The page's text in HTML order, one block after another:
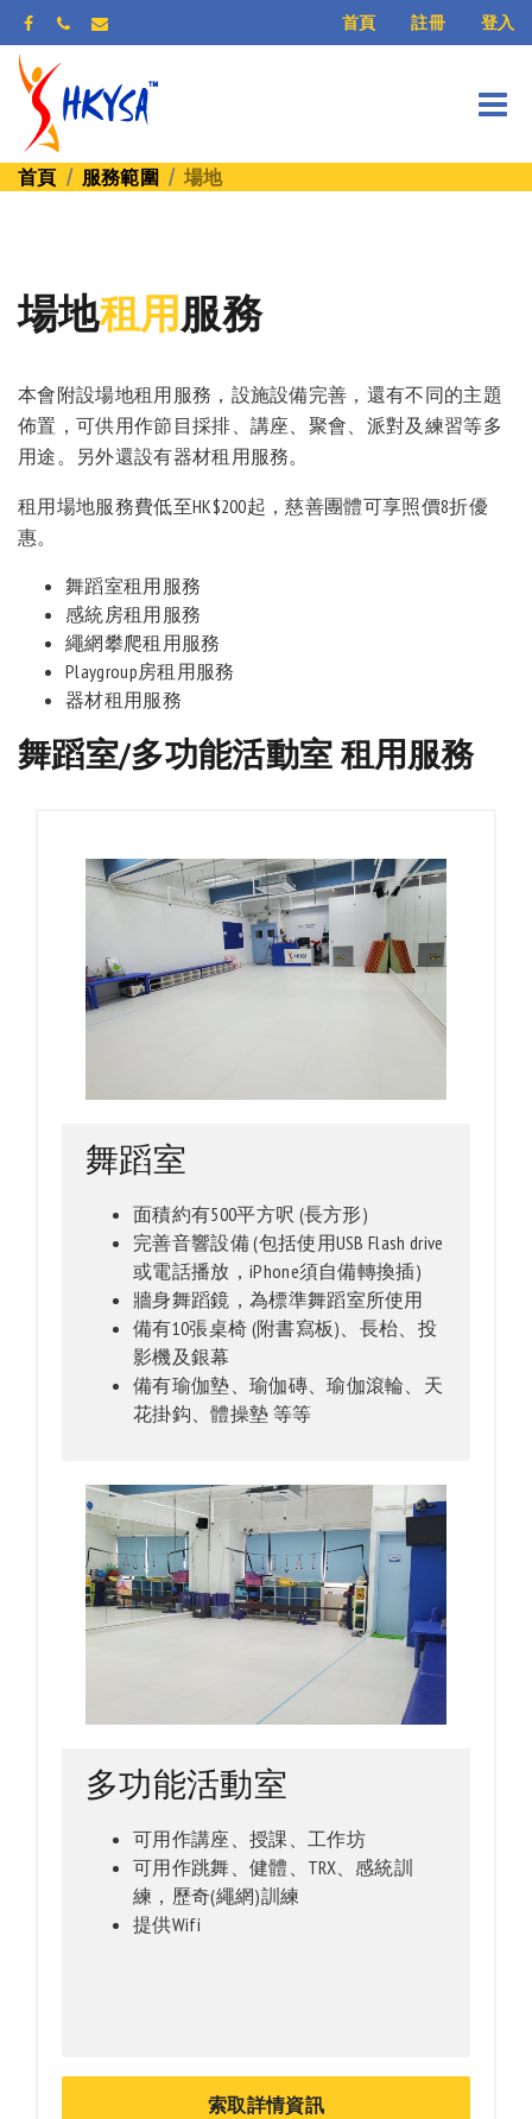
首頁 註冊 登入
首頁 服務範圍 場地
場地租用服務
本會附設場地租用服務，設施設備完善，還有不同的主題
佈置，可供用作節目採排、講座、聚會、派對及練習等多
用途。另外還設有器材租用服務。
租用場地服務費低至HK$200起，慈善團體可享照價8折優
惠。
舞蹈室租用服務
感統房租用服務
繩網攀爬租用服務
Playgroup房租用服務
器材租用服務
舞蹈室/多功能活動室 租用服務
舞蹈室
面積約有500平方呎 (長方形)
完善音響設備 (包括使用USB Flash drive
或電話播放，iPhone須自備轉換插)
牆身舞蹈鏡，為標準舞蹈室所使用
備有10張桌椅 (附書寫板)、長枱、投
影機及銀幕
備有瑜伽墊、瑜伽磚、瑜伽滾輪、天
花掛鈎、體操墊 等等
多功能活動室
可用作講座、授課、工作坊
可用作跳舞、健體、TRX、感統訓
練，歷奇(繩網)訓練
提供Wifi
索取詳情資訊